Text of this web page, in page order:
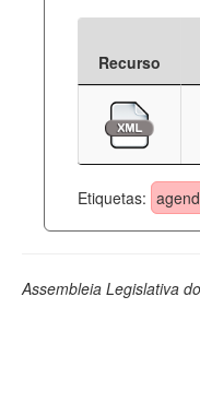
Processo Legislativo
Deputados Estaduais
Administração
Legislação
Perguntas frequentes
Recurso
Etiquetas:
Assembleia Legislativa